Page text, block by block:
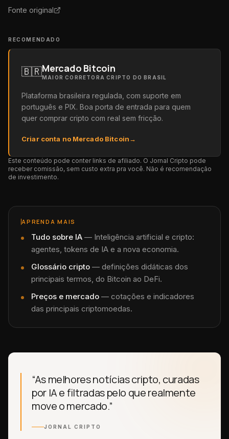
Fonte original
RECOMENDADO
🇧🇷Mercado Bitcoin
MAIOR CORRETORA CRIPTO DO BRASIL
Plataforma brasileira regulada, com suporte em
português e PIX. Boa porta de entrada para quem
quer comprar cripto com real sem fricção.
Criar conta no Mercado Bitcoin→
Este conteúdo pode conter links de afiliado. O Jornal Cripto pode
receber comissão, sem custo extra pra você. Não é recomendação
de investimento.
APRENDA MAIS
Tudo sobre IA — Inteligência artificial e cripto:
agentes, tokens de IA e a nova economia.
Glossário cripto — definições didáticas dos
principais termos, do Bitcoin ao DeFi.
Preços e mercado — cotações e indicadores
das principais criptomoedas.
“As melhores notícias cripto, curadas
por IA e filtradas pelo que realmente
move o mercado.”
JORNAL CRIPTO